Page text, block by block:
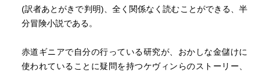
(訳者あとがきで判明)、全く関係なく読むことができる、半
分冒険小説である。
赤道ギニアで自分の行っている研究が、おかしな金儲けに
使われていることに疑問を持つケヴィンらのストーリー、